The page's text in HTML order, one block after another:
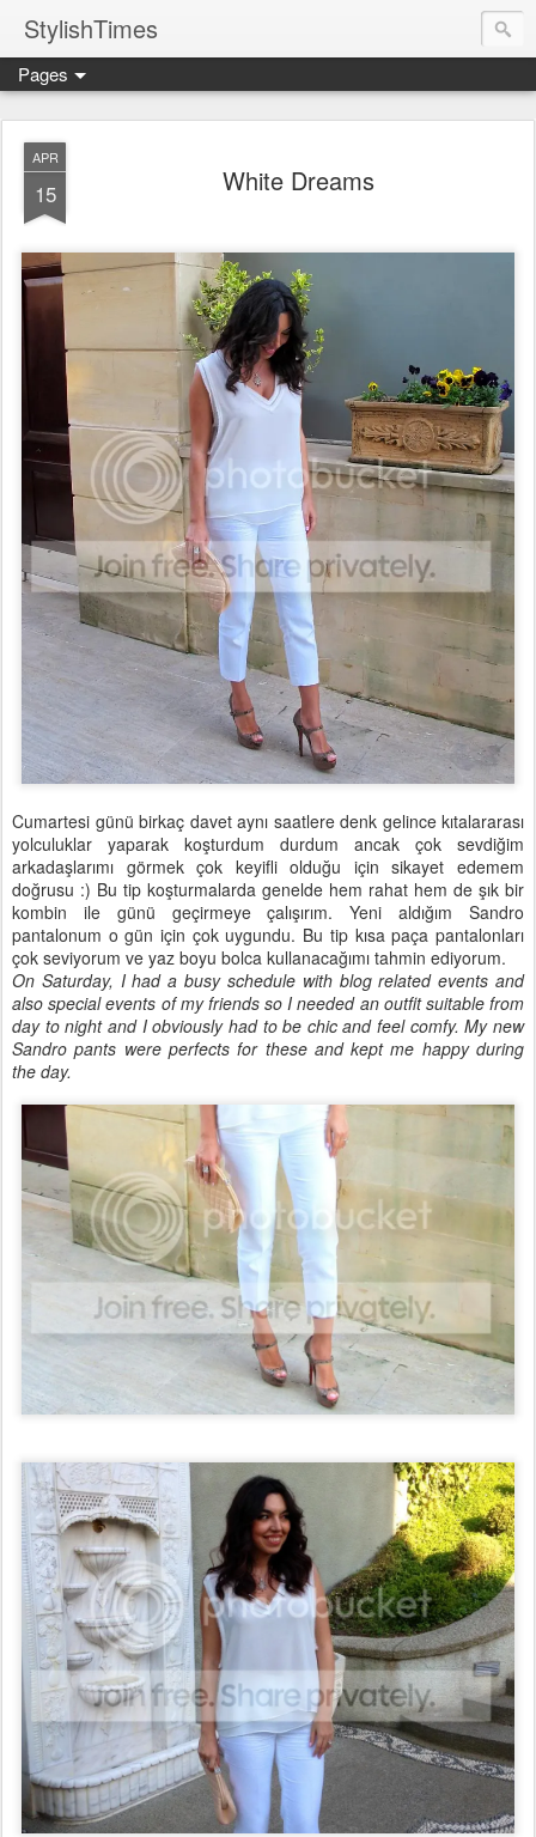
StylishTimes
Pages
APR
15 White Dreams
Cumartesi günü birkaç davet aynı saatlere denk gelince kıtalararası
yolculuklar yaparak koşturdum durdum ancak çok sevdiğim
arkadaşlarımı görmek çok keyifli olduğu için sikayet edemem
doğrusu :) Bu tip koşturmalarda genelde hem rahat hem de şık bir
kombin ile günü geçirmeye çalışırım. Yeni aldığım Sandro
pantalonum o gün için çok uygundu. Bu tip kısa paça pantalonları
çok seviyorum ve yaz boyu bolca kullanacağımı tahmin ediyorum.
On Saturday, I had a busy schedule with blog related events and
also special events of my friends so I needed an outfit suitable from
day to night and I obviously had to be chic and feel comfy. My new
Sandro pants were perfects for these and kept me happy during
the day.